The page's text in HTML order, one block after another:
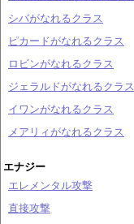
シバがなれるクラス
ピカードがなれるクラス
ロビンがなれるクラス
ジェラルドがなれるクラス
イワンがなれるクラス
メアリィがなれるクラス
エナジー
エレメンタル攻撃
直接攻撃